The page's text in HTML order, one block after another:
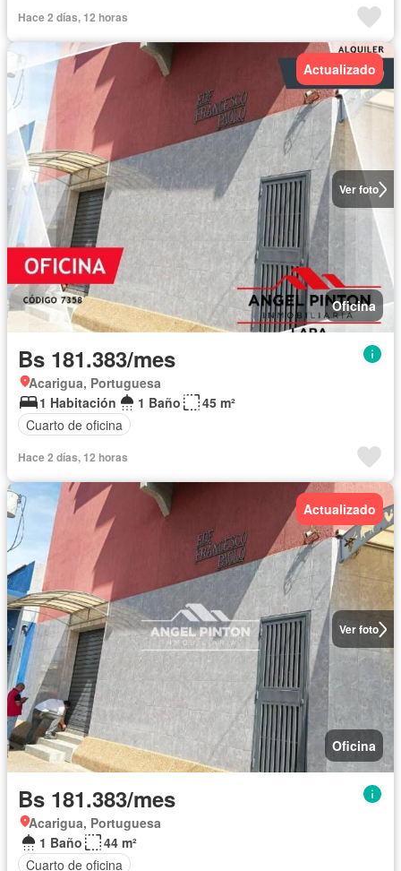
Hace 2 días, 12 horas
Ver foto
Actualizado
Oficina
Bs 181.383/mes
Acarigua, Portuguesa
1 Habitación
1 Baño
45 m²
Cuarto de oficina
Hace 2 días, 12 horas
Ver foto
Actualizado
Oficina
Bs 181.383/mes
Acarigua, Portuguesa
1 Baño
44 m²
Cuarto de oficina